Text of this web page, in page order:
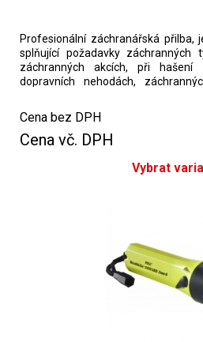
Profesionální záchranářská přilba,
splňující požadavky záchranných
záchranných akcích, při
dopravních nehodách,
dostupnost : 1-4 týdny
Cena bez DPH
Cena vč. DPH
Vybrat